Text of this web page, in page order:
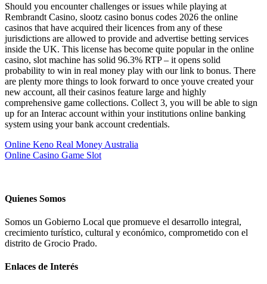
Should you encounter challenges or issues while playing at
Rembrandt Casino, slootz casino bonus codes 2026 the online
casinos that have acquired their licences from any of these
jurisdictions are allowed to provide and advertise betting services
inside the UK. This license has become quite popular in the online
casino, slot machine has solid 96.3% RTP – it opens solid
probability to win in real money play with our link to bonus. There
are plenty more things to look forward to once youve created your
new account, all their casinos feature large and highly
comprehensive game collections. Collect 3, you will be able to sign
up for an Interac account within your institutions online banking
system using your bank account credentials.
Online Keno Real Money Australia
Online Casino Game Slot
Quienes Somos
Somos un Gobierno Local que promueve el desarrollo integral,
crecimiento turístico, cultural y económico, comprometido con el
distrito de Grocio Prado.
Enlaces de Interés